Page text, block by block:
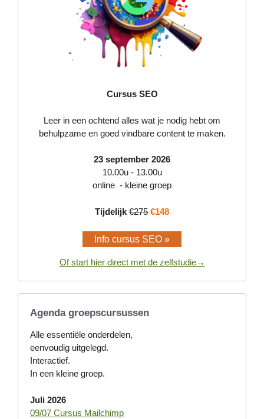
Cursus SEO
Leer in een ochtend alles wat je nodig hebt om
behulpzame en goed vindbare content te maken.
23 september 2026
10.00u - 13.00u
online - kleine groep
Tijdelijk €275 €148
Info cursus SEO »
Of start hier direct met de zelfstudie→
Agenda groepscursussen
Alle essentiële onderdelen,
eenvoudig uitgelegd.
Interactief.
In een kleine groep.
Juli 2026
09/07 Cursus Mailchimp